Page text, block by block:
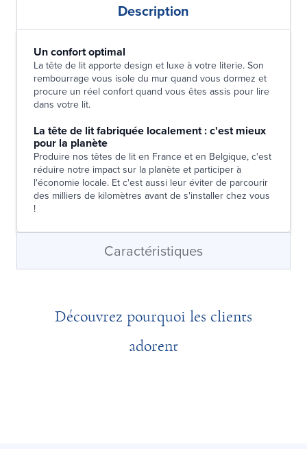
Description
Un confort optimal
La tête de lit apporte design et luxe à votre literie. Son
rembourrage vous isole du mur quand vous dormez et
procure un réel confort quand vous êtes assis pour lire
dans votre lit.
La tête de lit fabriquée localement : c'est mieux
pour la planète
Produire nos têtes de lit en France et en Belgique, c'est
réduire notre impact sur la planète et participer à
l'économie locale. Et c'est aussi leur éviter de parcourir
des milliers de kilomètres avant de s'installer chez vous
!
Caractéristiques
Découvrez pourquoi les clients
adorent